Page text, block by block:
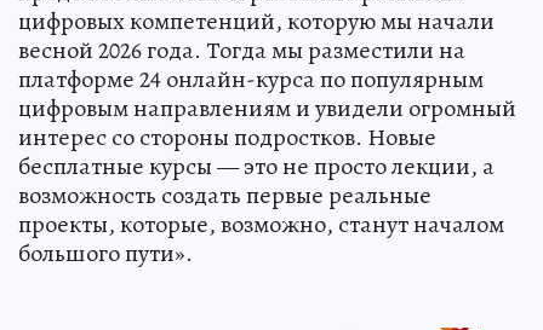
цифровых компетенций, которую мы начали
весной 2026 года. Тогда мы разместили на
платформе 24 онлайн-курса по популярным
цифровым направлениям и увидели огромный
интерес со стороны подростков. Новые
бесплатные курсы — это не просто лекции, а
возможность создать первые реальные
проекты, которые, возможно, станут началом
большого пути».